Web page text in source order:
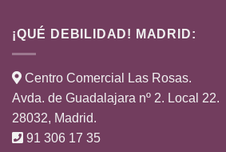
¡QUÉ DEBILIDAD! MADRID:
Centro Comercial Las Rosas.
Avda. de Guadalajara nº 2. Local 22.
28032, Madrid.
91 306 17 35